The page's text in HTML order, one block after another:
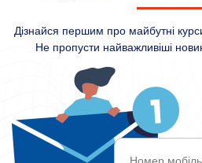
Дізнайся першим про майбутні
Не пропусти найважливіші